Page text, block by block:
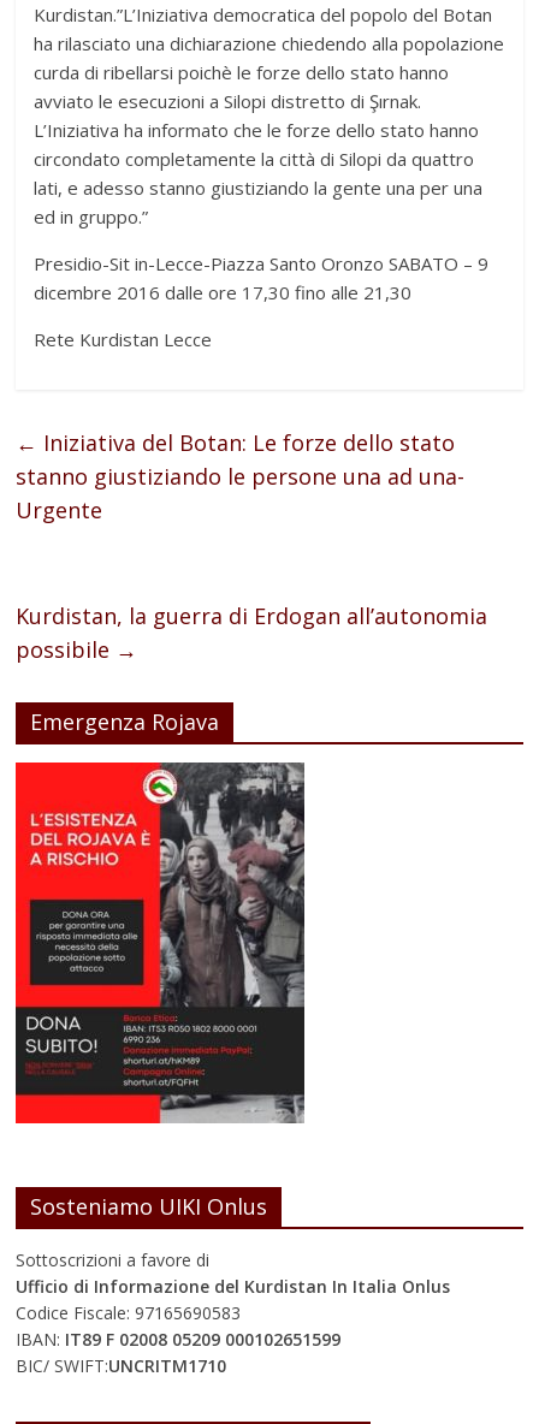
Kurdistan.”L’Iniziativa democratica del popolo del Botan
ha rilasciato una dichiarazione chiedendo alla popolazione
curda di ribellarsi poichè le forze dello stato hanno
avviato le esecuzioni a Silopi distretto di Şırnak.
L’Iniziativa ha informato che le forze dello stato hanno
circondato completamente la città di Silopi da quattro
lati, e adesso stanno giustiziando la gente una per una
ed in gruppo.”
Presidio-Sit in-Lecce-Piazza Santo Oronzo SABATO – 9
dicembre 2016 dalle ore 17,30 fino alle 21,30
Rete Kurdistan Lecce
← Iniziativa del Botan: Le forze dello stato
stanno giustiziando le persone una ad una-
Urgente
Kurdistan, la guerra di Erdogan all’autonomia
possibile →
Emergenza Rojava
Sosteniamo UIKI Onlus
Sottoscrizioni a favore di
Ufficio di Informazione del Kurdistan In Italia Onlus
Codice Fiscale: 97165690583
IBAN: IT89 F 02008 05209 000102651599
BIC/ SWIFT:UNCRITM1710